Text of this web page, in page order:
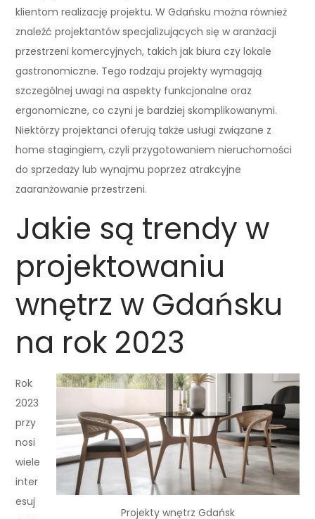
klientom realizację projektu. W Gdańsku można również
znaleźć projektantów specjalizujących się w aranżacji
przestrzeni komercyjnych, takich jak biura czy lokale
gastronomiczne. Tego rodzaju projekty wymagają
szczególnej uwagi na aspekty funkcjonalne oraz
ergonomiczne, co czyni je bardziej skomplikowanymi.
Niektórzy projektanci oferują także usługi związane z
home stagingiem, czyli przygotowaniem nieruchomości
do sprzedaży lub wynajmu poprzez atrakcyjne
zaaranżowanie przestrzeni.
Jakie są trendy w
projektowaniu
wnętrz w Gdańsku
na rok 2023
Projekty wnętrz Gdańsk
Rok
2023
przy
nosi
wiele
inter
esuj